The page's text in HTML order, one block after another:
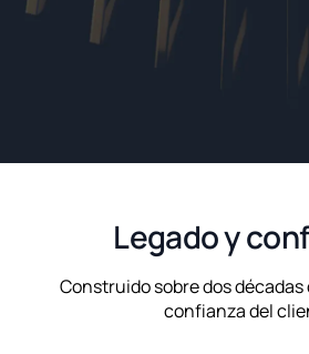
Legado y
Construido sobre dos
confianza del